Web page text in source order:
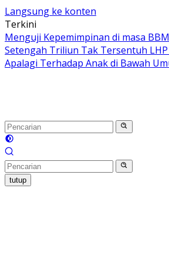
Langsung ke konten
Terkini
Menguji Kepemimpinan di masa
Setengah Triliun Tak Tersentuh
Apalagi Terhadap Anak di Bawah
tutup